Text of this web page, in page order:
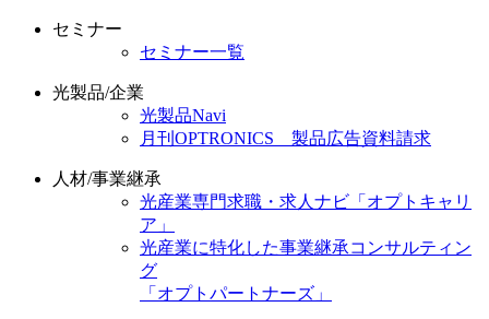
セミナー
セミナー一覧
光製品/企業
光製品Navi
月刊OPTRONICS 製品広告資料請求
人材/事業継承
光産業専門求職・求人ナビ「オプトキャリ
ア」
光産業に特化した事業継承コンサルティン
グ
「オプトパートナーズ」